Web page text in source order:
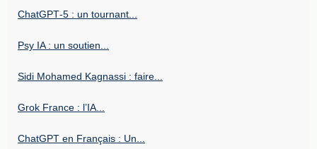
ChatGPT‑5 : un tournant...
Psy IA : un soutien...
Sidi Mohamed Kagnassi : faire...
Grok France : l’IA...
ChatGPT en Français : Un...